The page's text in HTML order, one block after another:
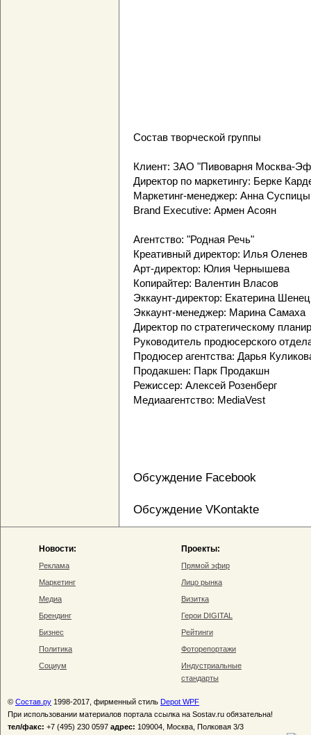
Состав творческой группы
Клиент: ЗАО "Пивоварня Москва-
Директор по маркетингу: Берке
Маркетинг-менеджер: Анна
Brand Executive: Армен Асоян
Агентство: "Родная Речь"
Креативный директор: Илья Оленев
Арт-директор: Юлия Чернышева
Копирайтер: Валентин Власов
Эккаунт-директор: Екатерина Шенец
Эккаунт-менеджер: Марина Самаха
Директор по стратегическому
Руководитель продюсерского
Продюсер агентства: Дарья
Продакшен: Парк Продакшн
Режиссер: Алексей Розенберг
Медиаагентство: MediaVest
Обсуждение Facebook
Обсуждение VKontakte
Новости:
Реклама
Маркетинг
Медиа
Брендинг
Бизнес
Политика
Социум
Проекты:
Прямой эфир
Лицо рынка
Визитка
Герои DIGITAL
Рейтинги
Фоторепортажи
Индустриальные
стандарты
© Состав.ру 1998-2017, фирменный стиль Depot WPF
При использовании материалов портала ссылка на Sostav.ru обязательна!
тел/факс: +7 (495) 230 0597 адрес: 109004, Москва, Полковая 3/3